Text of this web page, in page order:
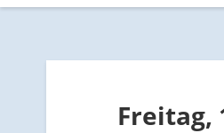
Freitag,